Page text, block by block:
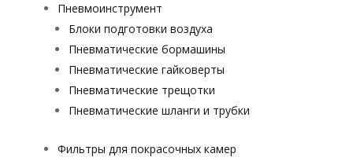
Пневмоинструмент
Блоки подготовки воздуха
Пневматические бормашины
Пневматические гайковерты
Пневматические трещотки
Пневматические шланги и трубки
Фильтры для покрасочных камер